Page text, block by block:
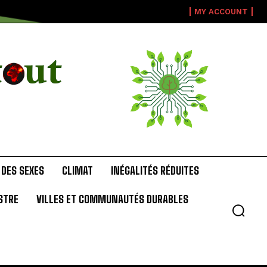
MY ACCOUNT
SEXES CLIMAT INÉGALITÉS RÉDUITES
VILLES ET COMMUNAUTÉS DURABLES